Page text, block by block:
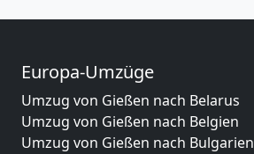
Europa-Umzüge
Umzug von Gießen nach Belarus
Umzug von Gießen nach Belgien
Umzug von Gießen nach Bulgarien